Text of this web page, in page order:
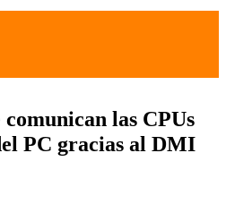
las CPUs
PC gracias al DMI